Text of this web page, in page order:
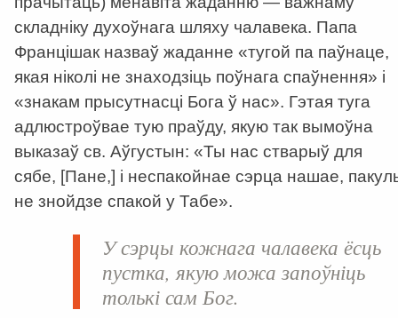
складніку духоўнага шляху чалавека. Папа
Францішак назваў жаданне «тугой па паўнаце,
якая ніколі не знаходзіць поўнага спаўнення» і
«знакам прысутнасці Бога ў нас». Гэтая туга
адлюстроўвае тую праўду, якую так вымоўна
выказаў св. Аўгустын: «Ты нас стварыў для
сябе, [Пане,] і неспакойнае сэрца нашае,
не знойдзе спакой у Табе».
У сэрцы кожнага чалавека ёсць
пустка, якую можа запоўніць
толькі сам Бог.